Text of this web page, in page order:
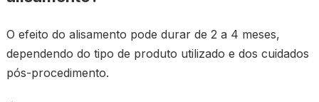
O efeito do alisamento pode durar de 2 a 4 meses,
dependendo do tipo de produto utilizado e dos cuidados
pós-procedimento.